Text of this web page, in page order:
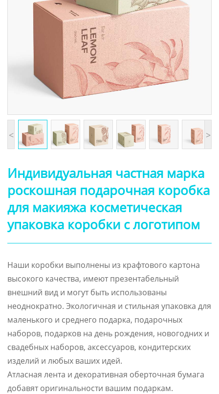
< >
Индивидуальная частная марка
роскошная подарочная коробка
для макияжа косметическая
упаковка коробки с логотипом
Наши коробки выполнены из крафтового картона
высокого качества, имеют презентабельный
внешний вид и могут быть использованы
неоднократно. Экологичная и стильная упаковка для
маленького и среднего подарка, подарочных
наборов, подарков на день рождения, новогодних и
свадебных наборов, аксессуаров, кондитерских
изделий и любых ваших идей.
Атласная лента и декоративная оберточная бумага
добавят оригинальности вашим подаркам.